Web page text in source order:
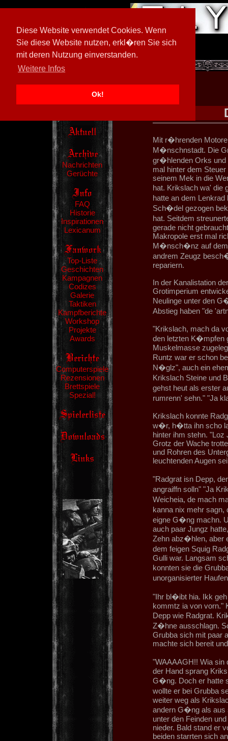
Diese Website verwendet Cookies. Wenn
Sie diese Website nutzen, erkl�ren Sie sich
mit deren Nutzung einverstanden.
Weitere Infos
Ok!
[ 594026/M3]
Nachrichten
Gerüchte
FAQ
Historie
Inspirationen
Lexicanum
Top-Liste
Geschichten
Kampagnen
Codizes
Galerie
Taktiken
Kampfberichte
Workshop
Projekte
Awards
Computerspiele
Rezensionen
Brettspiele
Spezial!
Mit r�hrenden
M�nschnstadt. Die
gr�hlenden Orks und
mal hinter dem
seinem Mek in die
hat. Krikslach wa' die
hatte an dem
Sch�del gezogen
hat. Seitdem
gerade nicht
Makropole erst mal
M�nsch�nz auf dem
andrem Zeugz
repariern.
In der Kanalistation
Grotimperium
Neulinge unter den
Abstieg haben "de
"Krikslach, mach da
den letzten K�mpfen
Muskelmasse
Runtz war er schon
N�glz", auch ein
Krikslach Steine und
gehst heut als erster
rumrenn' sehn." "Ja
Krikslach konnte
w�r, h�tta ihn scho
hinter ihm stehn. "Loz
Grotz der Wache
und Rohren des
leuchtenden Augen
"Radgrat isn Depp,
angraiffn solln" "Ja
Weicheia, de mach
kanna nix mehr
eigne G�ng machn.
auch paar Jungz
Zehn abz�hlen, aber
dem feigen Squig
Gulli war. Langsam
konnten sie die
unorganisierter
"Ihr bl�ibt hia. Ikk
kommtz ia von vorn."
Depp wie Radgrat.
Z�hne ausschlagn.
Grubba sich mit paar
machte sich bereit
"WAAAAGH!! Wia
der Hand sprang
G�ng. Doch er hatte
wollte er bei Grubba
weiter weg als
andern G�ng als aus
unter den Feinden
nieder. Bald stand er
beiden starrten sich